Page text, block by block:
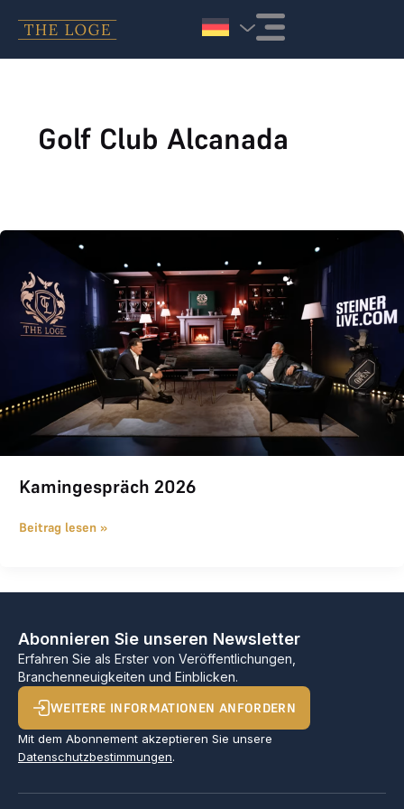
Golf Club Alcanada
Kamingespräch 2026
Beitrag lesen »
Abonnieren Sie unseren Newsletter
Erfahren Sie als Erster von Veröffentlichungen,
Branchenneuigkeiten und Einblicken.
WEITERE INFORMATIONEN ANFORDERN
Mit dem Abonnement akzeptieren Sie unsere
Datenschutzbestimmungen.